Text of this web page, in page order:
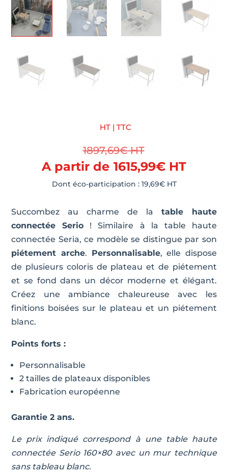
HT | TTC
A partir de
1897,69€HT
1615,99€ HT
Dont éco-participation : 19,69€HT
Succombez au charme de la table haute
connectée Serio ! Similaire à la table haute
connectée Seria, ce modèle se distingue par son
piétement arche. Personnalisable, elle dispose
de plusieurs coloris de plateau et de piétement
et se fond dans un décor moderne et élégant.
Créez une ambiance chaleureuse avec les
finitions boisées sur le plateau et un piétement
blanc.
Points forts :
Personnalisable
2 tailles de plateaux disponibles
Fabrication européenne
Garantie 2 ans.
Le prix indiqué correspond à une table haute
connectée Serio 160×80 avec un mur technique
sans tableau blanc.